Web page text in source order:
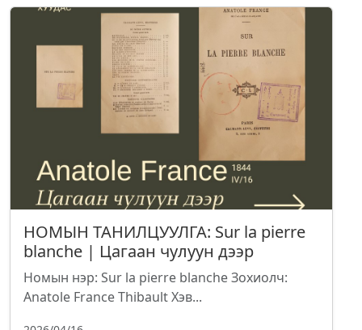
НОМЫН ТАНИЛЦУУЛГА: Sur la pierre
blanche | Цагаан чулуун дээр
Номын нэр: Sur la pierre blanche Зохиолч:
Anatole France Thibault Хэв...